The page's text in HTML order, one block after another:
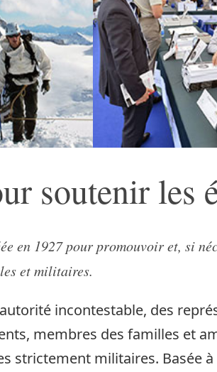
soutenir les
en 1927 pour promouvoir et, si
et militaires.
incontestable, des
membres des familles et
strictement militaires. Basée